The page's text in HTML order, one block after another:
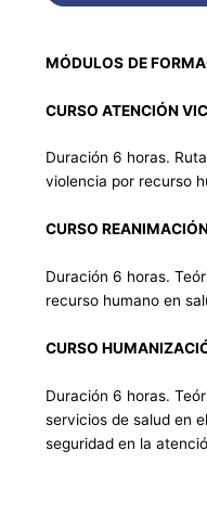
MÓDULOS DE
CURSO ATENCIÓN
Duración 6 horas.
violencia por recurso
CURSO
Duración 6 horas.
recurso humano en
CURSO
Duración 6 horas.
servicios de salud en
seguridad en la